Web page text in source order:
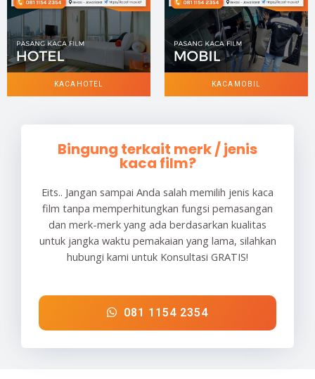
KACA HOTEL KACA MOBIL
Bingung terkait merk / jenis
kaca film?
Eits.. Jangan sampai Anda salah memilih jenis kaca
film tanpa memperhitungkan fungsi pemasangan
dan merk-merk yang ada berdasarkan kualitas
untuk jangka waktu pemakaian yang lama, silahkan
hubungi kami untuk Konsultasi GRATIS!
081 1154 2354